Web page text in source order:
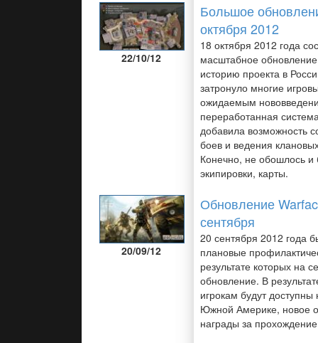
22/10/12
Большое
октября 2012
18 октября 2012 года
масштабное
историю проекта в
затронуло многие
ожидаемым
переработанная
добавила возможность
боев и ведения
Конечно, не обошлось и
экипировки, карты.
20/09/12
Обновление
сентября
20 сентября 2012 года
плановые
результате которых на
обновление. В
игрокам будут
Южной Америке, новое
награды за